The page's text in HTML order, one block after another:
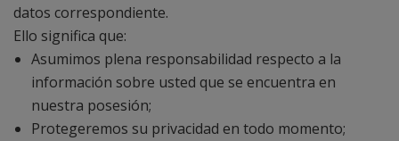
datos correspondiente.
Ello significa que:
Asumimos plena responsabilidad respecto a la
información sobre usted que se encuentra en
nuestra posesión;
Protegeremos su privacidad en todo momento;